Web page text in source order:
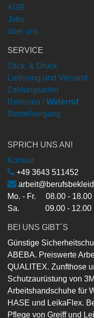
AGB
Jobs
über uns
SERVICE
Stick & Druck
Lieferung und Versand
Zahlungsarten
Retouren / Widerruf
Bestellvorgang
SPRICH UNS AN!
Kontakt
+49 3643 511452
Mo. - Fr. 08.00 - 18.00
Sa. 09.00 - 12.00
BEI UNS GIBT´S
Günstige
ABEBA. Preiswerte
QUALITEX. Zunfthose
Schutzaurüstung von
Arbeitshandschuhe für
HASE und LeikaFlex.
Pflege von Greiff und